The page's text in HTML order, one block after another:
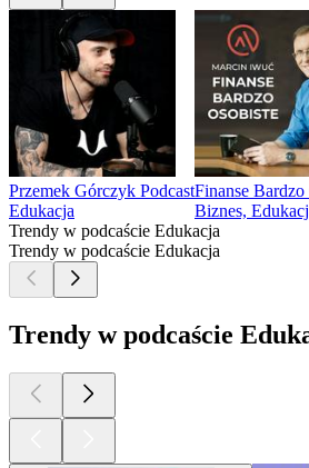
Przemek Górczyk Podcast
Edukacja
Finanse
Biznes,
Trendy w podcaście Edukacja
Trendy w podcaście Edukacja
Trendy w podcaście